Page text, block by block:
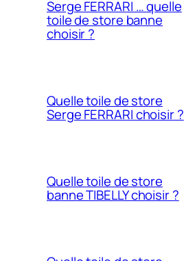
Serge FERRARI … quelle
toile de store banne
choisir ?
Quelle toile de store
Serge FERRARI choisir ?
Quelle toile de store
banne TIBELLY choisir ?